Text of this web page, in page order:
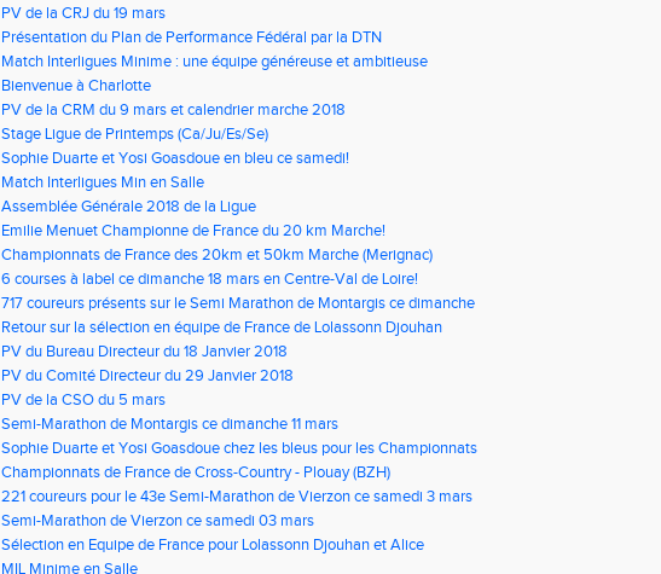
PV de la CRJ du 19 mars
Présentation du Plan de Performance Fédéral par la DTN
Match Interligues Minime : une équipe généreuse et ambitieuse
Bienvenue à Charlotte
PV de la CRM du 9 mars et calendrier marche 2018
Stage Ligue de Printemps (Ca/Ju/Es/Se)
Sophie Duarte et Yosi Goasdoue en bleu ce samedi!
Match Interligues Min en Salle
Assemblée Générale 2018 de la Ligue
Emilie Menuet Championne de France du 20 km Marche!
Championnats de France des 20km et 50km Marche (Merignac)
6 courses à label ce dimanche 18 mars en Centre-Val de Loire!
717 coureurs présents sur le Semi Marathon de Montargis ce dimanche
11 mars!
Retour sur la sélection en équipe de France de Lolassonn Djouhan
PV du Bureau Directeur du 18 Janvier 2018
PV du Comité Directeur du 29 Janvier 2018
PV de la CSO du 5 mars
Semi-Marathon de Montargis ce dimanche 11 mars
Sophie Duarte et Yosi Goasdoue chez les bleus pour les Championnats
du Monde de Semi-Marathon!
Championnats de France de Cross-Country - Plouay (BZH)
221 coureurs pour le 43e Semi-Marathon de Vierzon ce samedi 3 mars
Semi-Marathon de Vierzon ce samedi 03 mars
Sélection en Equipe de France pour Lolassonn Djouhan et Alice
Moindrot!
MIL Minime en Salle